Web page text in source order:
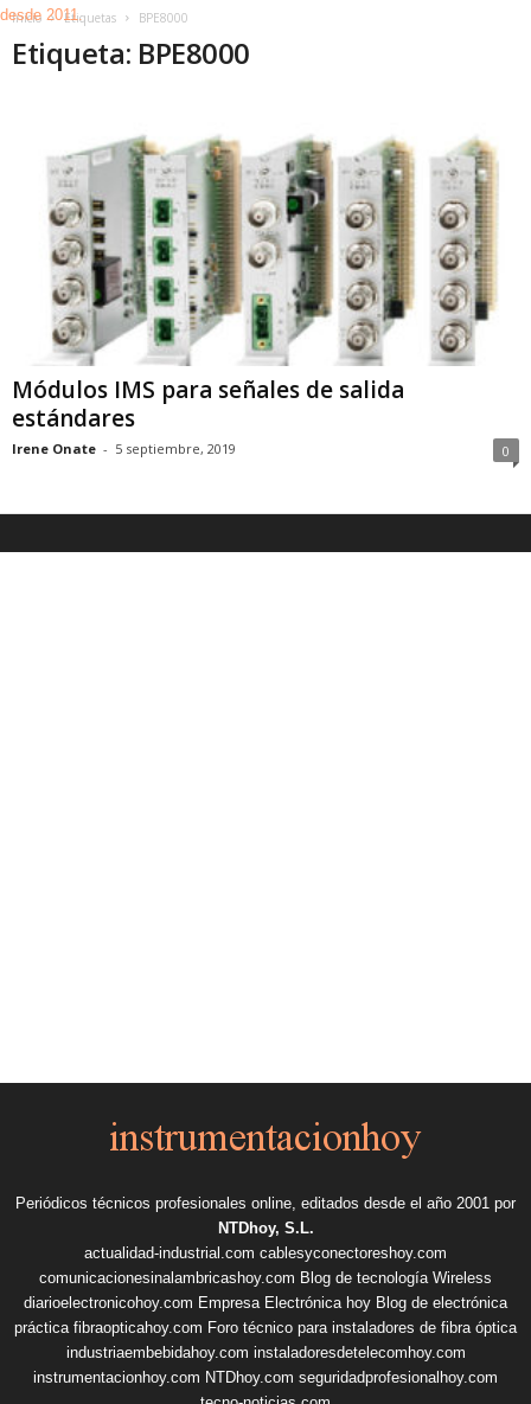
Inicio Etiquetas BPE8000
Etiqueta: BPE8000
Módulos IMS para señales de salida
estándares
Irene Onate - 5 septiembre, 2019 0
Periódicos técnicos profesionales online, editados desde el año 2001 por
NTDhoy, S.L.
actualidad-industrial.com cablesyconectoreshoy.com
comunicacionesinalambricashoy.com Blog de tecnología Wireless
diarioelectronicohoy.com Empresa Electrónica hoy Blog de electrónica
práctica fibraopticahoy.com Foro técnico para instaladores de fibra óptica
industriaembebidahoy.com instaladoresdetelecomhoy.com
instrumentacionhoy.com NTDhoy.com seguridadprofesionalhoy.com